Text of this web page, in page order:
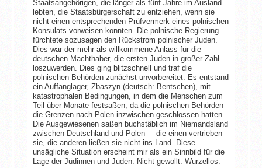
Staatsangehörigen, die länger als fünf Jahre im Ausland
lebten, die Staatsbürgerschaft zu entziehen, wenn sie
nicht einen entsprechenden Prüfvermerk eines polnischen
Konsulats vorweisen konnten. Die polnische Regierung
fürchtete sozusagen den Rückstrom polnischer Juden.
Dies war der mehr als willkommene Anlass für die
deutschen Machthaber, die ersten Juden in großer Zahl
loszuwerden. Dies ging blitzschnell und traf die
polnischen Behörden zunächst unvorbereitet. Es entstand
ein Auffanglager, Zbaszyn (deutsch: Bentschen), mit
katastrophalen Bedingungen, in dem die Menschen zum
Teil über Monate festsaßen, da die polnischen Behörden
die Grenzen nach Polen inzwischen geschlossen hatten.
Die Ausgewiesenen saßen buchstäblich im Niemandsland
zwischen Deutschland und Polen – die einen vertrieben
sie, die anderen ließen sie nicht ins Land. Diese
unsägliche Situation erscheint mir als ein Sinnbild für die
Lage der Jüdinnen und Juden: Nicht gewollt. Wurzellos.